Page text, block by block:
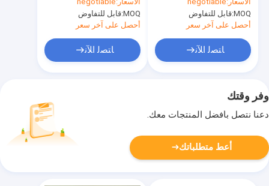
والدهون الثلاثية
ISO13485
MOQ: قابل للتفاوض
أحصل على آخر سعر
ﺎﺘﺼﻟ ﺍﻶﻧ
ISO13485
MOQ: قابل للتفاوض
أحصل على آخر سعر
ﺎﺘﺼﻟ ﺍﻶﻧ
وفر وقتك
دعنا نتصل بأفضل المنتجات معك.
أعط متطلباتك